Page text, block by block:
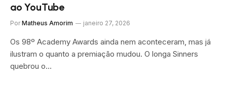
ao YouTube
Por Matheus Amorim janeiro 27, 2026
Os 98º Academy Awards ainda nem aconteceram, mas já
ilustram o quanto a premiação mudou. O longa Sinners
quebrou o…